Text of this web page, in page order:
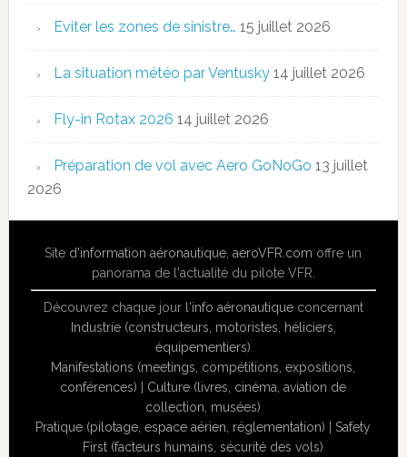
Eviter les zones de sinistre… 15 juillet 2026
La situation météo par Ventusky 14 juillet 2026
Fly-in Rotax 2026 14 juillet 2026
Préparation de vol avec Aero GoNoGo 13 juillet
2026
Site d'information aéronautique ,aeroVFR.com offre un
panorama de l'actualité du pilote VFR.
Découvrez chaque jour l'info aéronautiqueconcernant
Industrie (constructeurs, motoristes, héliciers,
équipementiers)
Manifestations (meetings, compétitions, expositions,
conférences)
Culture (livres, cinéma, aviation de
collection, musées)
Pratique (pilotage, espace aérien, réglementation) |Safety
First (facteurs humains, sécurité des vols)